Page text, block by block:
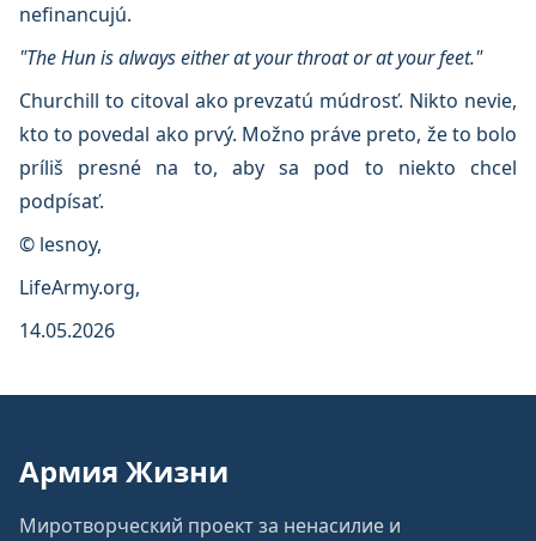
nefinancujú.
"The Hun is always either at your throat or at your feet."
Churchill to citoval ako prevzatú múdrosť. Nikto nevie,
kto to povedal ako prvý. Možno práve preto, že to bolo
príliš presné na to, aby sa pod to niekto chcel
podpísať.
© lesnoy,
LifeArmy.org,
14.05.2026
Армия Жизни
Миротворческий проект за ненасилие и